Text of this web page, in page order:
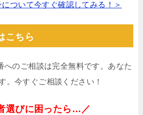
について今すぐ確認してみる！＞
こちら
へのご相談は完全無料です。あなた
。今すぐご相談ください！
選びに困ったら…／